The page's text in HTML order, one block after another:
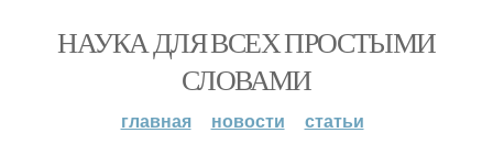
НАУКА ДЛЯ ВСЕХ ПРОСТЫМИ
СЛОВАМИ
главная новости статьи